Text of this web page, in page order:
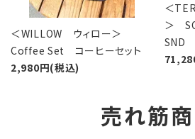
＜WILLOW ウィロー＞
Coffee Set コーヒーセット
2,980円(税込)
＜
＞
SND
売れ筋